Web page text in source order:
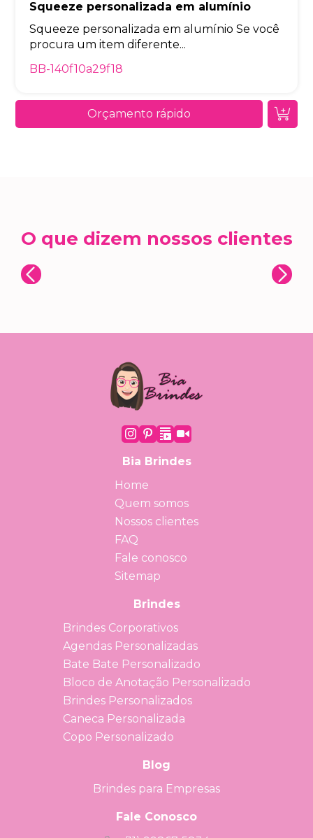
Squeeze personalizada em alumínio
Squeeze personalizada em alumínio Se você
procura um item diferente...
BB-140f10a29f18
Orçamento rápido
O que dizem nossos clientes
Bia Brindes
Home
Quem somos
Nossos clientes
FAQ
Fale conosco
Sitemap
Brindes
Brindes Corporativos
Agendas Personalizadas
Bate Bate Personalizado
Bloco de Anotação Personalizado
Brindes Personalizados
Caneca Personalizada
Copo Personalizado
Blog
Brindes para Empresas
Fale Conosco